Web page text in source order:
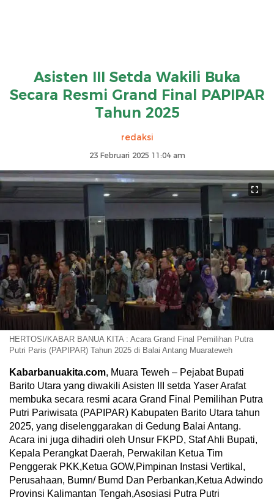
Asisten III Setda Wakili Buka
Secara Resmi Grand Final PAPIPAR
Tahun 2025
redaksi
23 Februari 2025 11:04 am
HERTOSI/KABAR BANUA KITA : Acara Grand Final Pemilihan Putra
Putri Paris (PAPIPAR) Tahun 2025 di Balai Antang Muarateweh
Kabarbanuakita.com, Muara Teweh – Pejabat Bupati
Barito Utara yang diwakili Asisten III setda Yaser Arafat
membuka secara resmi acara Grand Final Pemilihan Putra
Putri Pariwisata (PAPIPAR) Kabupaten Barito Utara tahun
2025, yang diselenggarakan di Gedung Balai Antang.
Acara ini juga dihadiri oleh Unsur FKPD, Staf Ahli Bupati,
Kepala Perangkat Daerah, Perwakilan Ketua Tim
Penggerak PKK,Ketua GOW,Pimpinan Instasi Vertikal,
Perusahaan, Bumn/ Bumd Dan Perbankan,Ketua Adwindo
Provinsi Kalimantan Tengah,Asosiasi Putra Putri